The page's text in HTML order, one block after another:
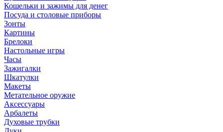
Кошельки и зажимы для денег
Посуда и столовые приборы
Зонты
Картины
Брелоки
Настольные игры
Часы
Зажигалки
Шкатулки
Макеты
Метательное оружие
Аксессуары
Арбалеты
Духовые трубки